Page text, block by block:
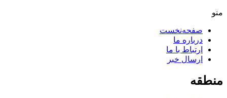
صفحه‌نخست
درباره ما
ارتباط با ما
ارسال خبر